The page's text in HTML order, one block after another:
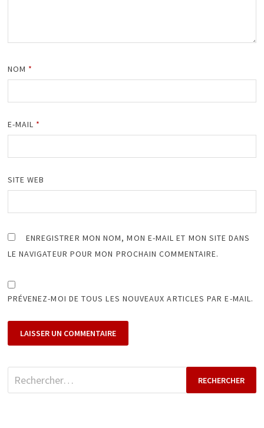
NOM *
E-MAIL *
SITE WEB
ENREGISTRER MON NOM, MON E-MAIL ET MON SITE DANS
LE NAVIGATEUR POUR MON PROCHAIN COMMENTAIRE.
PRÉVENEZ-MOI DE TOUS LES NOUVEAUX ARTICLES PAR E-MAIL.
Rechercher :